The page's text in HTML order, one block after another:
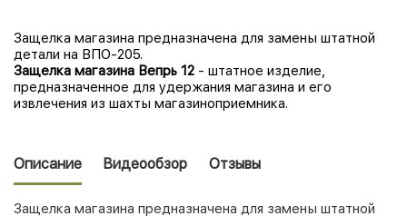
Защелка магазина предназначена для замены штатной
детали на ВПО-205.
Защелка магазина Вепрь 12 - штатное изделие,
предназначенное для удержания магазина и его
извлечения из шахты магазиноприемника.
Описание Видеообзор Отзывы
Защелка магазина предназначена для замены штатной